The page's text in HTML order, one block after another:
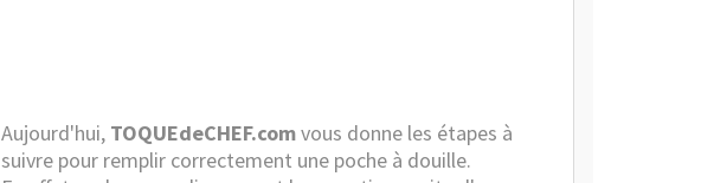
Aujourd'hui, TOQUEdeCHEF.comvous donne les étapes à
suivre pour remplir correctement une poche à douille.